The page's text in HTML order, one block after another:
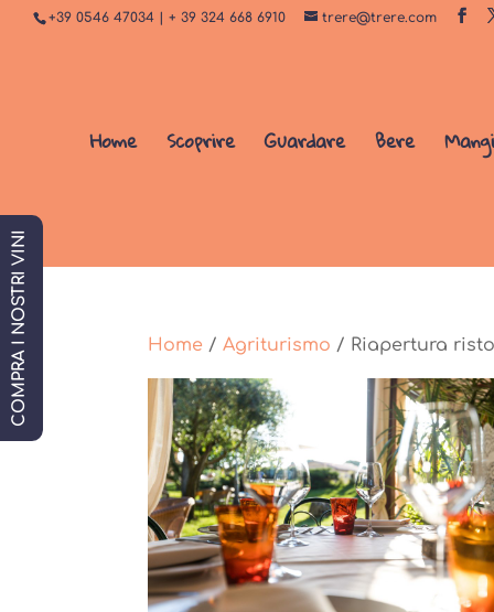
+39 0546 47034 | + 39 324 668 6910 trere@trere.com
Home Scoprire Guardare Bere
Home /Agriturismo / Riapertura
COMPRA I NOSTRI VINI